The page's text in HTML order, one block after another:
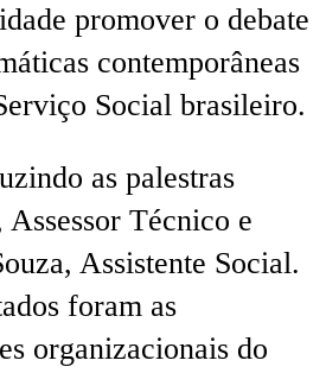
promover o debate
contemporâneas
Social brasileiro.
as palestras
Técnico e
Assistente Social.
foram as
organizacionais do